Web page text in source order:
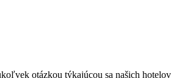
otázkou týkajúcou sa našich hotelov